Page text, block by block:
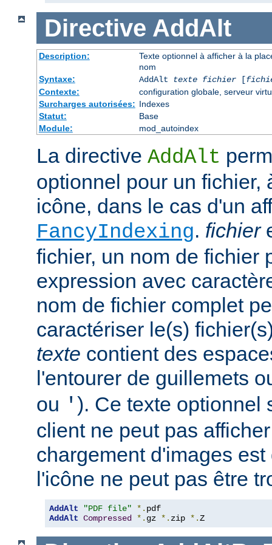
Directive AddAlt
Description:
Texte optionnel à afficher à la
nom
Syntaxe:
AddAlt texte fichier[
Contexte:
configuration globale, serveur
Surcharges autorisées: Indexes
Statut:
Base
Module:
mod_autoindex
La directive AddAlt
optionnel pour un fichier,
icône, dans le cas d'un
FancyIndexing. fichier
fichier, un nom de fichier
expression avec
nom de fichier complet
caractériser le(s)
texte contient des
l'entourer de guillemets
ou ' ). Ce texte optionnel
client ne peut pas
chargement d'images
l'icône ne peut pas être
AddAlt "PDF file" *.
AddAlt Compressed *. gz *. zip *.Z